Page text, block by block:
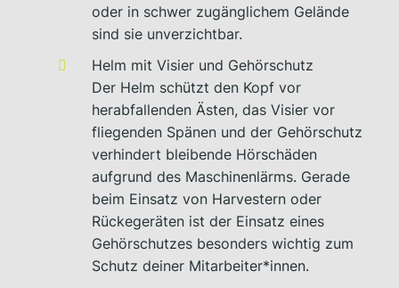
oder in schwer zugänglichem Gelände
sind sie unverzichtbar.
Helm mit Visier und Gehörschutz
Der Helm schützt den Kopf vor
herabfallenden Ästen, das Visier vor
fliegenden Spänen und der Gehörschutz
verhindert bleibende Hörschäden
aufgrund des Maschinenlärms. Gerade
beim Einsatz von Harvestern oder
Rückegeräten ist der Einsatz eines
Gehörschutzes besonders wichtig zum
Schutz deiner Mitarbeiter*innen.